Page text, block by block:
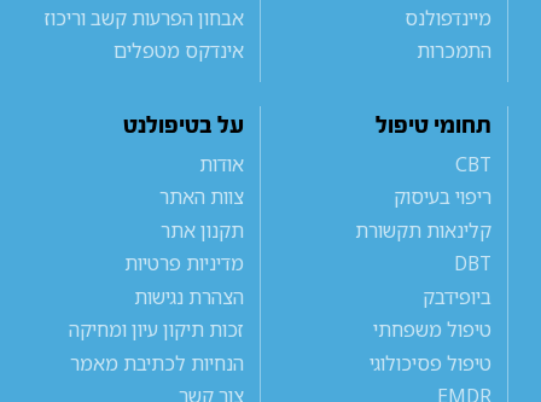
מיינדפולנס
התמכרות
אבחון הפרעות קשב וריכוז
אינדקס מטפלים
תחומי טיפול
CBT
ריפוי בעיסוק
קלינאות תקשורת
DBT
ביופידבק
טיפול משפחתי
טיפול פסיכולוגי
EMDR
על בטיפולנט
אודות
צוות האתר
תקנון אתר
מדיניות פרטיות
הצהרת נגישות
זכות תיקון עיון ומחיקה
הנחיות לכתיבת מאמר
צור קשר